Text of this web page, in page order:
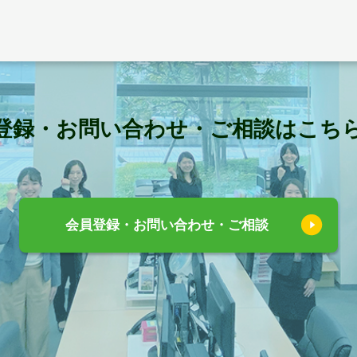
録・お問い合わせ・ご相談はこち
会員登録・お問い合わせ・ご相談